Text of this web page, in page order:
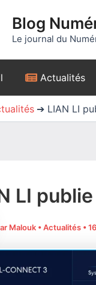
Blog
Le journal du
Actualités
LIAN LI
LI
Malouk •Actualités •